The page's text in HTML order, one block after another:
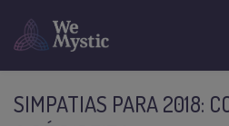
SIMPATIAS PARA 2018: